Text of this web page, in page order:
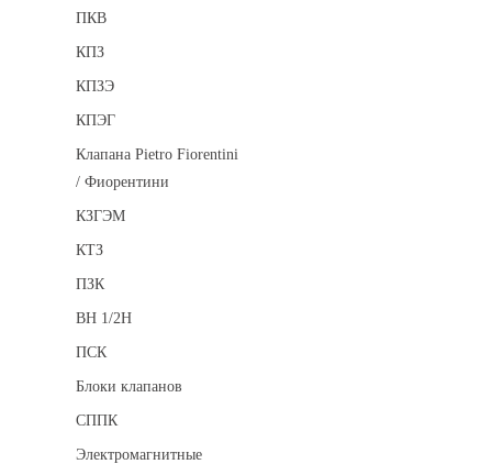
ПКВ
КПЗ
КПЗЭ
КПЭГ
Клапана Pietro Fiorentini
/ Фиорентини
КЗГЭМ
КТЗ
ПЗК
ВН 1/2Н
ПСК
Блоки клапанов
СППК
Электромагнитные